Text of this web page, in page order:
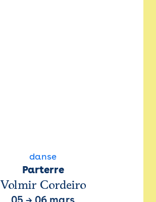
danse
Parterre
Volmir Cordeiro